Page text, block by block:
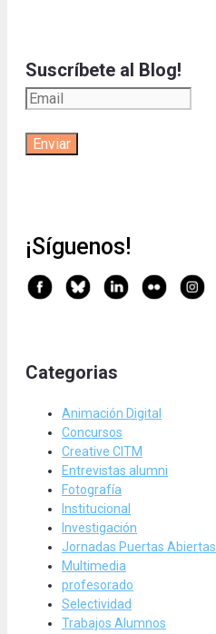
Suscríbete al Blog!
¡Síguenos!
Categorias
Animación Digital
Concursos
Creative CITM
Entrevistas alumni
Fotografía
Institucional
Investigación
Jornadas Puertas Abiertas
Multimedia
profesorado
Selectividad
Trabajos Alumnos